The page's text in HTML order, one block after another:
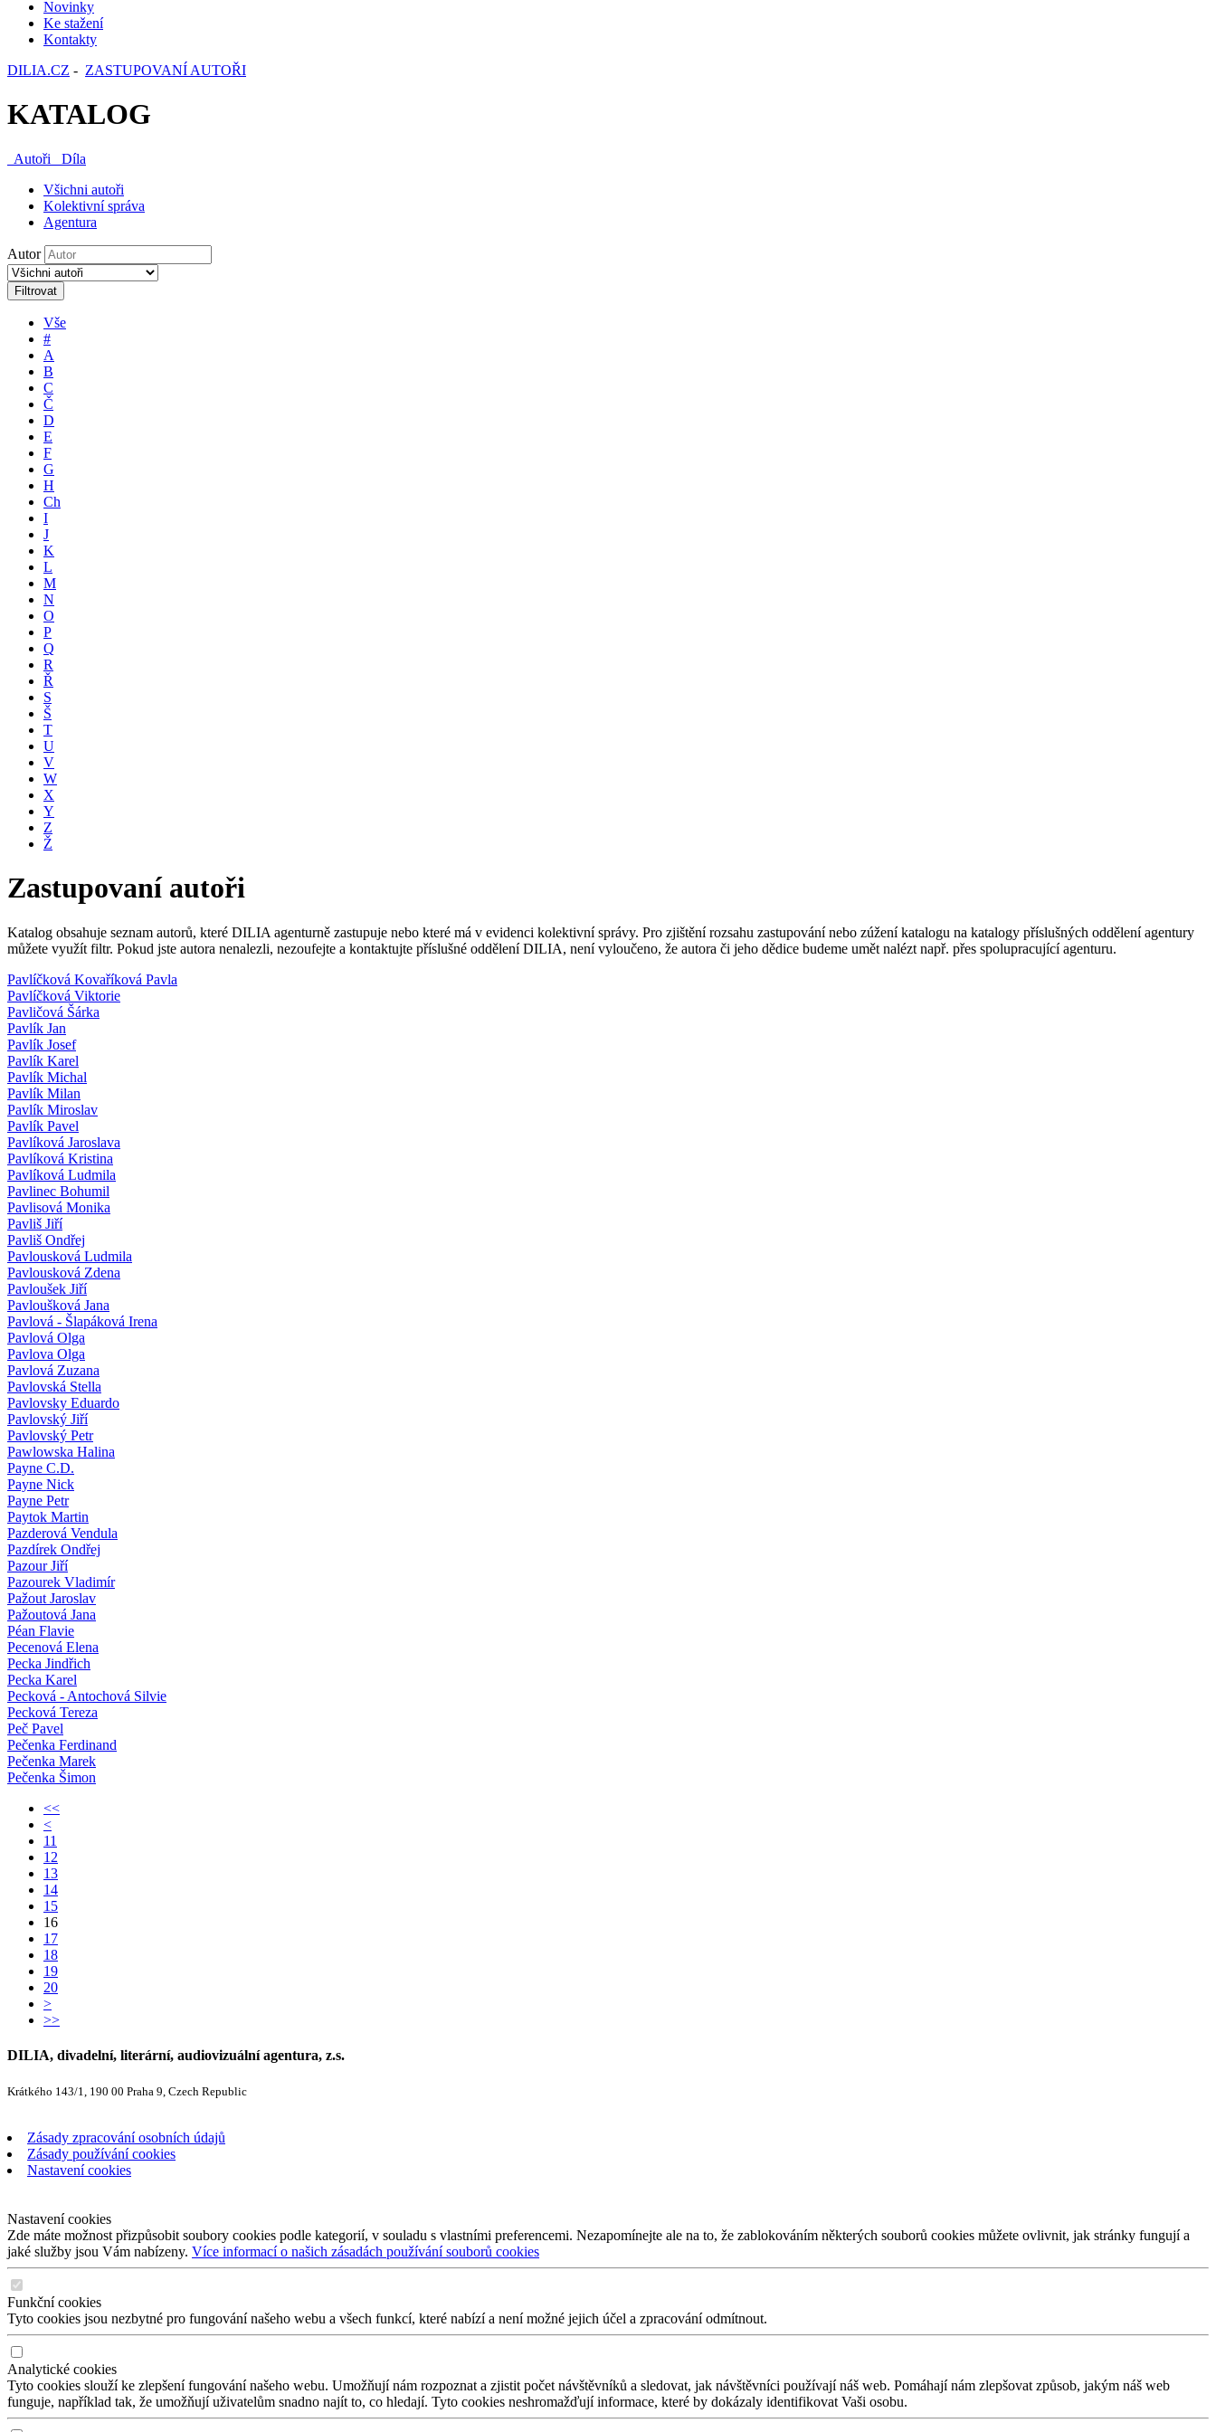
Novinky
Ke stažení
Kontakty
DILIA.CZ - ZASTUPOVANÍ AUTOŘI
KATALOG
Autoři
Díla
Všichni autoři
Kolektivní správa
Agentura
Autor
Filtrovat
Vše
#
A
B
C
Č
D
E
F
G
H
Ch
I
J
K
L
M
N
O
P
Q
R
Ř
S
Š
T
U
V
W
X
Y
Z
Ž
Zastupovaní autoři
Katalog obsahuje seznam autorů, které DILIA agenturně zastupuje nebo které má v evidenci kolektivní správy. Pro zjištění rozsahu zastupování nebo zúžení katalogu na katalogy příslušných oddělení agentury
můžete využít filtr. Pokud jste autora nenalezli, nezoufejte a kontaktujte příslušné oddělení DILIA, není vyloučeno, že autora či jeho dědice budeme umět nalézt např. přes spolupracující agenturu.
Pavlíčková Kovaříková Pavla
Pavlíčková Viktorie
Pavličová Šárka
Pavlík Jan
Pavlík Josef
Pavlík Karel
Pavlík Michal
Pavlík Milan
Pavlík Miroslav
Pavlík Pavel
Pavlíková Jaroslava
Pavlíková Kristina
Pavlíková Ludmila
Pavlinec Bohumil
Pavlisová Monika
Pavliš Jiří
Pavliš Ondřej
Pavlousková Ludmila
Pavlousková Zdena
Pavloušek Jiří
Pavloušková Jana
Pavlová - Šlapáková Irena
Pavlová Olga
Pavlova Olga
Pavlová Zuzana
Pavlovská Stella
Pavlovsky Eduardo
Pavlovský Jiří
Pavlovský Petr
Pawlowska Halina
Payne C.D.
Payne Nick
Payne Petr
Paytok Martin
Pazderová Vendula
Pazdírek Ondřej
Pazour Jiří
Pazourek Vladimír
Pažout Jaroslav
Pažoutová Jana
Péan Flavie
Pecenová Elena
Pecka Jindřich
Pecka Karel
Pecková - Antochová Silvie
Pecková Tereza
Peč Pavel
Pečenka Ferdinand
Pečenka Marek
Pečenka Šimon
<<
<
11
12
13
14
15
16
17
18
19
20
>
>>
DILIA, divadelní, literární, audiovizuální agentura, z.s.
Krátkého 143/1, 190 00 Praha 9, Czech Republic
Zásady zpracování osobních údajů
Zásady používání cookies
Nastavení cookies
Nastavení cookies
Zde máte možnost přizpůsobit soubory cookies podle kategorií, v souladu s vlastními preferencemi. Nezapomínejte ale na to, že zablokováním některých souborů cookies můžete ovlivnit, jak stránky fungují a
jaké služby jsou Vám nabízeny. Více informací o našich zásadách používání souborů cookies
Funkční cookies
Tyto cookies jsou nezbytné pro fungování našeho webu a všech funkcí, které nabízí a není možné jejich účel a zpracování odmítnout.
Analytické cookies
Tyto cookies slouží ke zlepšení fungování našeho webu. Umožňují nám rozpoznat a zjistit počet návštěvníků a sledovat, jak návštěvníci používají náš web. Pomáhají nám zlepšovat způsob, jakým náš web
funguje, například tak, že umožňují uživatelům snadno najít to, co hledají. Tyto cookies neshromažďují informace, které by dokázaly identifikovat Vaši osobu.